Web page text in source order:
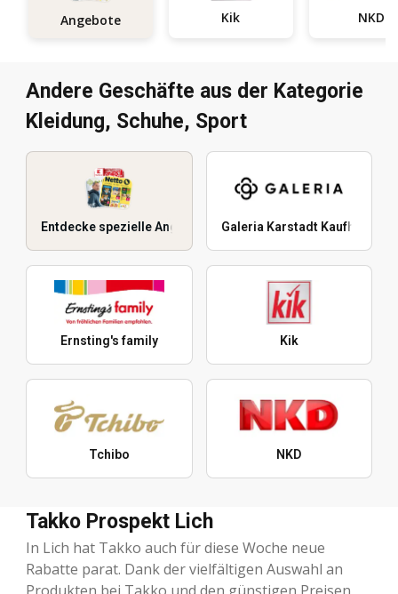
Angebote Kik NKD
Andere Geschäfte aus der Kategorie
Kleidung, Schuhe, Sport
Entdecke spezielle Angebote Galeria Karstadt Kaufhof
Ernsting's family Kik
Tchibo NKD
Takko Prospekt Lich
In Lich hat Takko auch für diese Woche neue
Rabatte parat. Dank der vielfältigen Auswahl an